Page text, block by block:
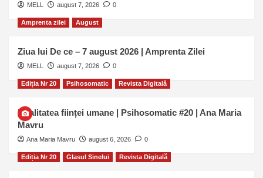
MELL august 7, 2026 0
Amprenta zilei August
Ziua lui De ce – 7 august 2026 | Amprenta Zilei
MELL august 7, 2026 0
Ediția Nr 20 Psihosomatic Revista Digitală
Dualitatea ființei umane | Psihosomatic #20 | Ana Maria
Mavru
Ana Maria Mavru august 6, 2026 0
Ediția Nr 20 Glasul Sinelui Revista Digitală